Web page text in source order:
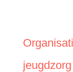
jeugdzorg